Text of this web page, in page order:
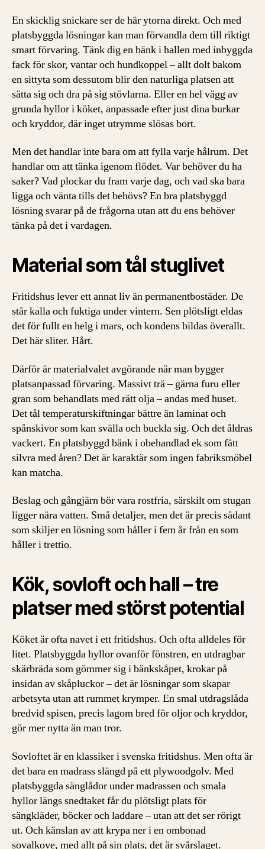
En skicklig snickare ser de här ytorna direkt. Och med
platsbyggda lösningar kan man förvandla dem till riktigt
smart förvaring. Tänk dig en bänk i hallen med inbyggda
fack för skor, vantar och hundkoppel – allt dolt bakom
en sittyta som dessutom blir den naturliga platsen att
sätta sig och dra på sig stövlarna. Eller en hel vägg av
grunda hyllor i köket, anpassade efter just dina burkar
och kryddor, där inget utrymme slösas bort.
Men det handlar inte bara om att fylla varje hålrum. Det
handlar om att tänka igenom flödet. Var behöver du ha
saker? Vad plockar du fram varje dag, och vad ska bara
ligga och vänta tills det behövs? En bra platsbyggd
lösning svarar på de frågorna utan att du ens behöver
tänka på det i vardagen.
Material som tål stuglivet
Fritidshus lever ett annat liv än permanentbostäder. De
står kalla och fuktiga under vintern. Sen plötsligt eldas
det för fullt en helg i mars, och kondens bildas överallt.
Det här sliter. Hårt.
Därför är materialvalet avgörande när man bygger
platsanpassad förvaring. Massivt trä – gärna furu eller
gran som behandlats med rätt olja – andas med huset.
Det tål temperaturskiftningar bättre än laminat och
spånskivor som kan svälla och buckla sig. Och det åldras
vackert. En platsbyggd bänk i obehandlad ek som fått
silvra med åren? Det är karaktär som ingen fabriksmöbel
kan matcha.
Beslag och gångjärn bör vara rostfria, särskilt om stugan
ligger nära vatten. Små detaljer, men det är precis sådant
som skiljer en lösning som håller i fem år från en som
håller i trettio.
Kök, sovloft och hall – tre
platser med störst potential
Köket är ofta navet i ett fritidshus. Och ofta alldeles för
litet. Platsbyggda hyllor ovanför fönstren, en utdragbar
skärbräda som gömmer sig i bänkskåpet, krokar på
insidan av skåpluckor – det är lösningar som skapar
arbetsyta utan att rummet krymper. En smal utdragslåda
bredvid spisen, precis lagom bred för oljor och kryddor,
gör mer nytta än man tror.
Sovloftet är en klassiker i svenska fritidshus. Men ofta är
det bara en madrass slängd på ett plywoodgolv. Med
platsbyggda sänglådor under madrassen och smala
hyllor längs snedtaket får du plötsligt plats för
sängkläder, böcker och laddare – utan att det ser rörigt
ut. Och känslan av att krypa ner i en ombonad
sovalkove, med allt på sin plats, det är svårslaget.